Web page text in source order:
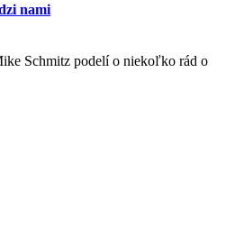
nami
Schmitz podelí o niekoľko rád o